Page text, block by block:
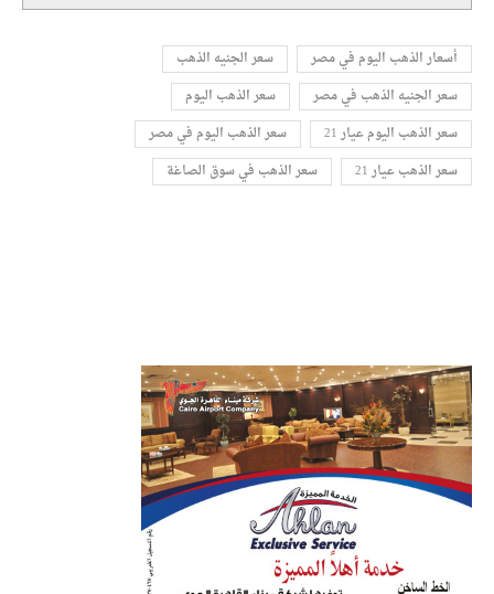
أسعار الذهب اليوم في مصر
سعر الجنيه الذهب
سعر الجنيه الذهب في مصر
سعر الذهب اليوم
سعر الذهب اليوم عيار 21
سعر الذهب اليوم في مصر
سعر الذهب عيار 21
سعر الذهب في سوق الصاغة